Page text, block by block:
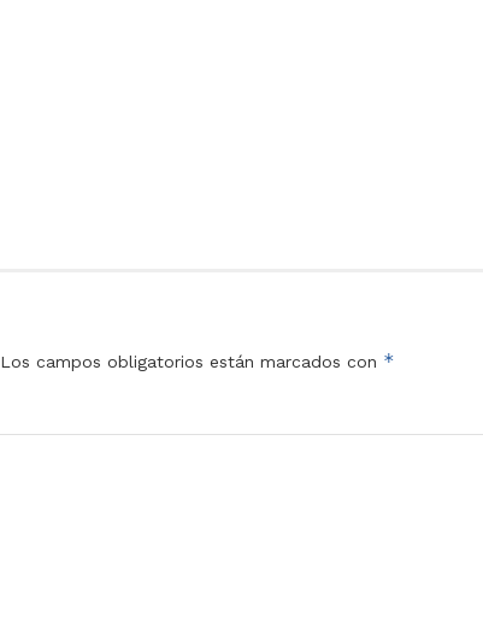
Los campos obligatorios están marcados con *